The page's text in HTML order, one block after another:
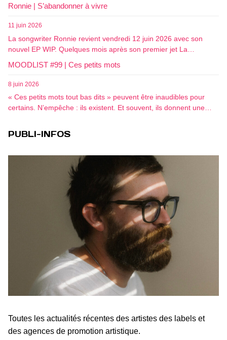
Ronnie | S’abandonner à vivre
11 juin 2026
La songwriter Ronnie revient vendredi 12 juin 2026 avec son
nouvel EP WIP. Quelques mois après son premier jet La…
MOODLIST #99 | Ces petits mots
8 juin 2026
« Ces petits mots tout bas dits » peuvent être inaudibles pour
certains. N’empêche : ils existent. Et souvent, ils donnent une…
PUBLI-INFOS
Toutes les actualités récentes des artistes des labels et
des agences de promotion artistique.